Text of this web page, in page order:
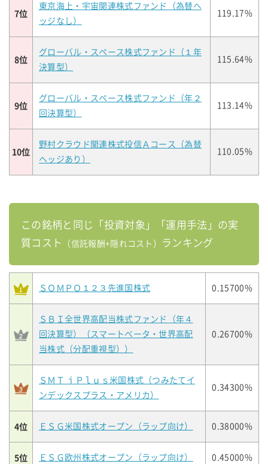
7位
東京海上・宇宙関連株式ファンド（為替ヘ
ッジなし）
119.17%
8位
グローバル・スペース株式ファンド（１年
決算型）
115.64%
9位
グローバル・スペース株式ファンド（年２
回決算型）
113.14%
10位
野村クラウド関連株式投信Ａコース（為替
ヘッジあり）
110.05%
この銘柄と同じ「投資対象」「運用手法」の実
質コスト
（信託報酬+隠れコスト） ランキング
ＳＯＭＰＯ１２３先進国株式 0.15700%
ＳＢＩ全世界高配当株式ファンド（年４
回決算型）（スマートベータ・世界高配
当株式（分配重視型））
0.26700%
ＳＭＴ ｉＰｌｕｓ米国株式（つみたてイ
ンデックスプラス・アメリカ）
0.34300%
4位 ＥＳＧ米国株式オープン（ラップ向け） 0.38000%
5位 ＥＳＧ欧州株式オープン（ラップ向け） 0.45000%